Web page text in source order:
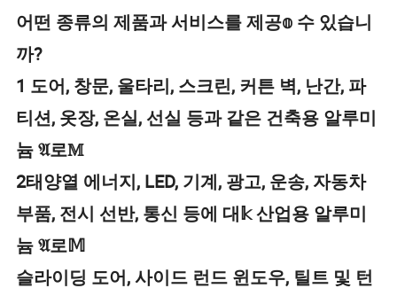
어떤 종류의 제품과 서비스를 제공𝕠 수 있습니
까?
1 도어, 창문, 울타리, 스크린, 커튼 벽, 난간, 파
티션, 옷장, 온실, 선실 등과 같은 건축용 알루미
늄 𝔄로𝕄
2태양열 에너지, LED, 기계, 광고, 운송, 자동차
부품, 전시 선반, 통신 등에 대𝕜 산업용 알루미
늄 𝔄로𝕄
슬라이딩 도어, 사이드 런드 윈도우, 틸트 및 턴